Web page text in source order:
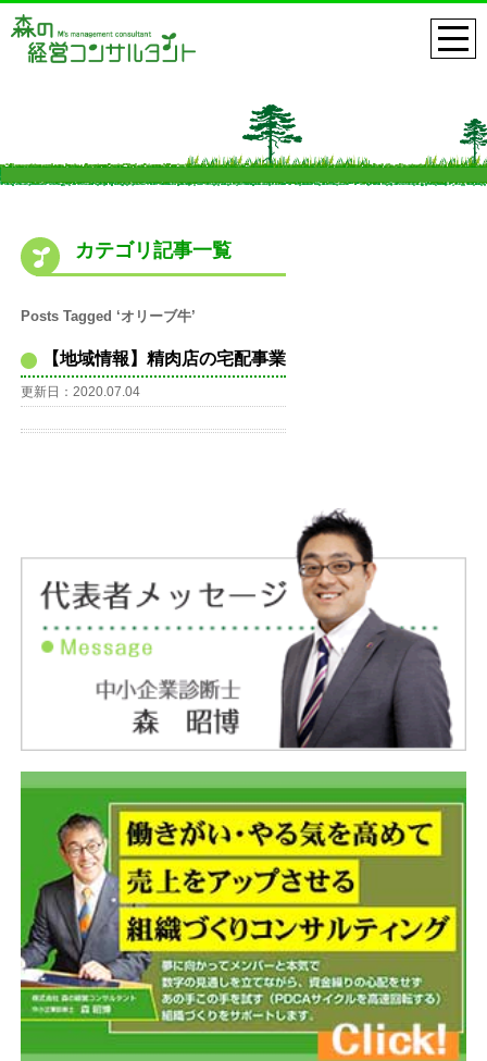
カテゴリ記事一覧
Posts Tagged ‘オリーブ牛’
【地域情報】精肉店の宅配事業
更新日：2020.07.04